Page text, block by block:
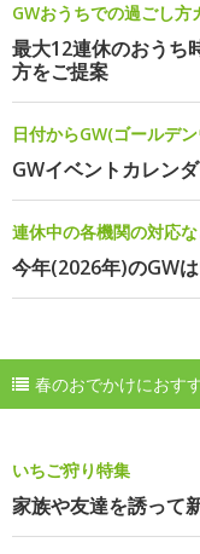
GWおうちでの過ごし方
最大12連休のおうち
方をご提案
日付からGW(ゴールデ
GWイベントカレン
連休中の各機関の対応
今年(2026年)のGW
春のおでかけにおす
いちご狩り特集
家族や友達を誘って